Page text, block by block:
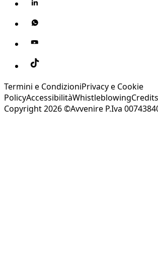
Termini e CondizioniPrivacy e Cookie
PolicyAccessibilitàWhistleblowingCredits
Copyright 2026 ©Avvenire P.Iva